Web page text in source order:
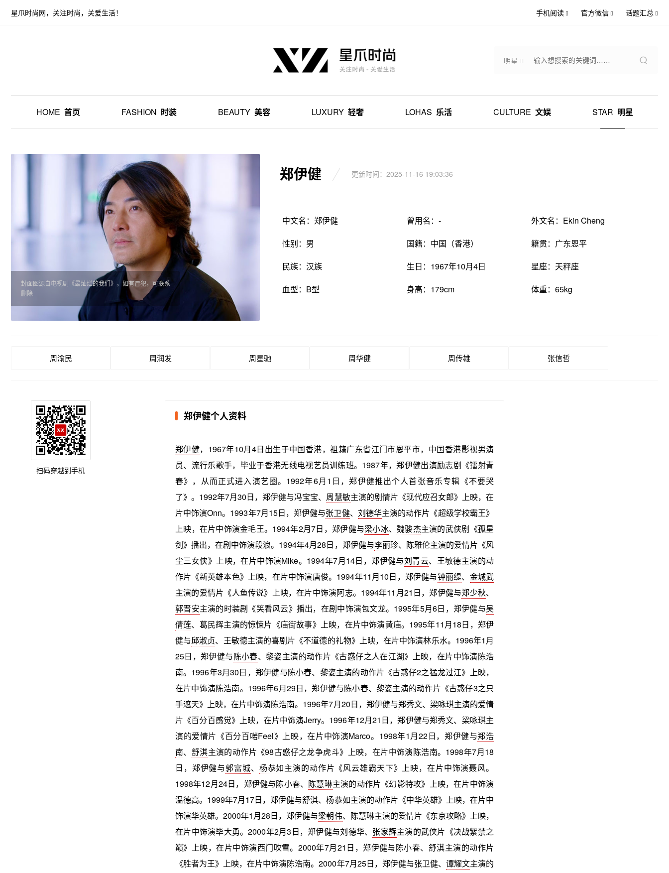
星爪时尚网，关注时尚，关爱生活！ 手机阅读 官方微信 话题汇总
明星
HOME 首页 FASHION 时装 BEAUTY 美容 LUXURY 轻奢 LOHAS 乐活 CULTURE 文娱 STAR 明星
封面图源自电视剧《最灿烂的我们》，如有冒犯，可联系
删除
郑伊健 更新时间：2025-11-16 19:03:36
中文名：郑伊健 曾用名：-
外文名：Ekin Cheng
性别：男
国籍：中国（香港）
籍贯：广东恩平
民族：汉族
生日：1967年10月4日
星座：天秤座
血型：B型
身高：179cm 体重：65kg
周渝民 周润发 周星驰 周华健 周传雄 张信哲
郑伊健个人资料
郑伊健，1967年10月4日出生于中国香港，祖籍广东省江门市恩平市，中国香港影视男演
员、流行乐歌手，毕业于香港无线电视艺员训练班。1987年，郑伊健出演励志剧《镭射青
春》，从而正式进入演艺圈。1992年6月1日，郑伊健推出个人首张音乐专辑《不要哭
了》。1992年7月30日，郑伊健与冯宝宝、 周慧敏主演的剧情片《现代应召女郎》上映，在
片中饰演Onn。1993年7月15日，郑伊健与张卫健、 刘德华主演的动作片《超级学校霸王》
上映，在片中饰演金毛王。1994年2月7日，郑伊健与梁小冰、魏骏杰主演的武侠剧《孤星
剑》播出，在剧中饰演段浪。1994年4月28日，郑伊健与李丽珍、陈雅伦主演的爱情片《风
尘三女侠》上映，在片中饰演Mike。1994年7月14日，郑伊健与刘青云、王敏德主演的动
作片《新英雄本色》上映，在片中饰演唐俊。1994年11月10日，郑伊健与钟丽缇、 金城武
主演的爱情片《人鱼传说》上映，在片中饰演阿志。1994年11月21日，郑伊健与郑少秋、
郭晋安主演的时装剧《笑看风云》播出，在剧中饰演包文龙。1995年5月6日，郑伊健与吴
倩莲、葛民辉主演的惊悚片《庙街故事》上映，在片中饰演黄庙。1995年11月18日，郑伊
健与邱淑贞、王敏德主演的喜剧片《不道德的礼物》上映，在片中饰演林乐水。1996年1月
25日，郑伊健与陈小春、黎姿主演的动作片《古惑仔之人在江湖》上映，在片中饰演陈浩
南。1996年3月30日，郑伊健与陈小春、黎姿主演的动作片《古惑仔2之猛龙过江》上映，
在片中饰演陈浩南。1996年6月29日，郑伊健与陈小春、黎姿主演的动作片《古惑仔3之只
手遮天》上映，在片中饰演陈浩南。1996年7月20日，郑伊健与郑秀文、 梁咏琪主演的爱情
片《百分百感觉》上映，在片中饰演Jerry。1996年12月21日，郑伊健与郑秀文、梁咏琪主
演的爱情片《百分百啱Feel》上映，在片中饰演Marco。1998年1月22日，郑伊健与郑浩
南、 舒淇主演的动作片《98古惑仔之龙争虎斗》上映，在片中饰演陈浩南。1998年7月18
日，郑伊健与郭富城、 杨恭如主演的动作片《风云雄霸天下》上映，在片中饰演聂风。
1998年12月24日，郑伊健与陈小春、 陈慧琳主演的动作片《幻影特攻》上映，在片中饰演
温德高。1999年7月17日，郑伊健与舒淇、杨恭如主演的动作片《中华英雄》上映，在片中
饰演华英雄。2000年1月28日，郑伊健与梁朝伟、陈慧琳主演的爱情片《东京攻略》上映，
在片中饰演毕大勇。2000年2月3日，郑伊健与刘德华、 张家辉主演的武侠片《决战紫禁之
巅》上映，在片中饰演西门吹雪。2000年7月21日，郑伊健与陈小春、舒淇主演的动作片
《胜者为王》上映，在片中饰演陈浩南。2000年7月25日，郑伊健与张卫健、 谭耀文主演的
扫码穿越到手机